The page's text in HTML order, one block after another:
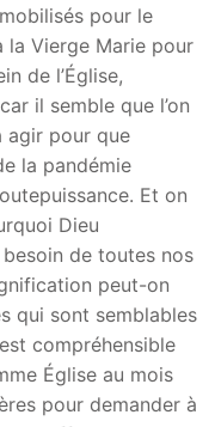
pour le
la Vierge Marie pour
de l’Église,
il semble que l’on
agir pour que
la pandémie
Et on
Dieu
de toutes nos
peut-on
qui sont semblables
compréhensible
Église au mois
pour demander à